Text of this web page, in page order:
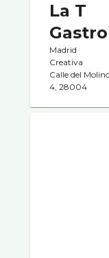
La T
Madrid
Creativa
Calle del
4, 28004